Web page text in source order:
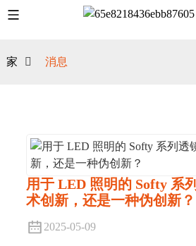
家 消息
用于 LED 照明的 Softy 系
术创新，还是一种伪创新？
2025-05-09